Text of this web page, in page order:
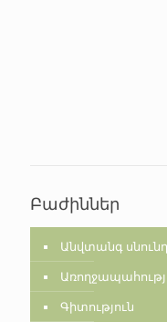
Բաժիններ
Անվտանգ
Գիտություն